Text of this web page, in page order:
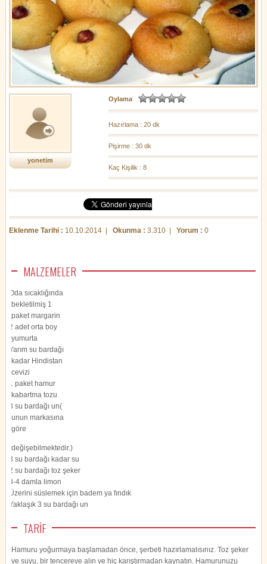
yonetim
Oylama
Hazırlama : 20 dk
Pişirme : 30 dk
Kaç Kişilik : 8
Eklenme Tarihi : 10.10.2014 | Okunma : 3.310 | Yorum : 0
MALZEMELER
Oda sıcaklığında
bekletilmiş 1
paket margarin
2 adet orta boy
yumurta
Yarım su bardağı
kadar Hindistan
cevizi
1 paket hamur
kabartma tozu
3 su bardağı un(
unun markasına
göre
değişebilmektedir.)
3 su bardağı kadar su
2 su bardağı toz şeker
3-4 damla limon
Üzerini süslemek için badem ya fındık
Yaklaşık 3 su bardağı un
TARİF
Hamuru yoğurmaya başlamadan önce, şerbeti hazırlamalısınız. Toz şeker
ve suyu, bir tencereye alın ve hiç karıştırmadan kaynatın. Hamurunuzu